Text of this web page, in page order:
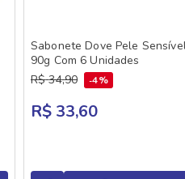
Sabonete Dove Pele
90g Com 6 Unidades
R$ 34,90 4%
R$ 33,60